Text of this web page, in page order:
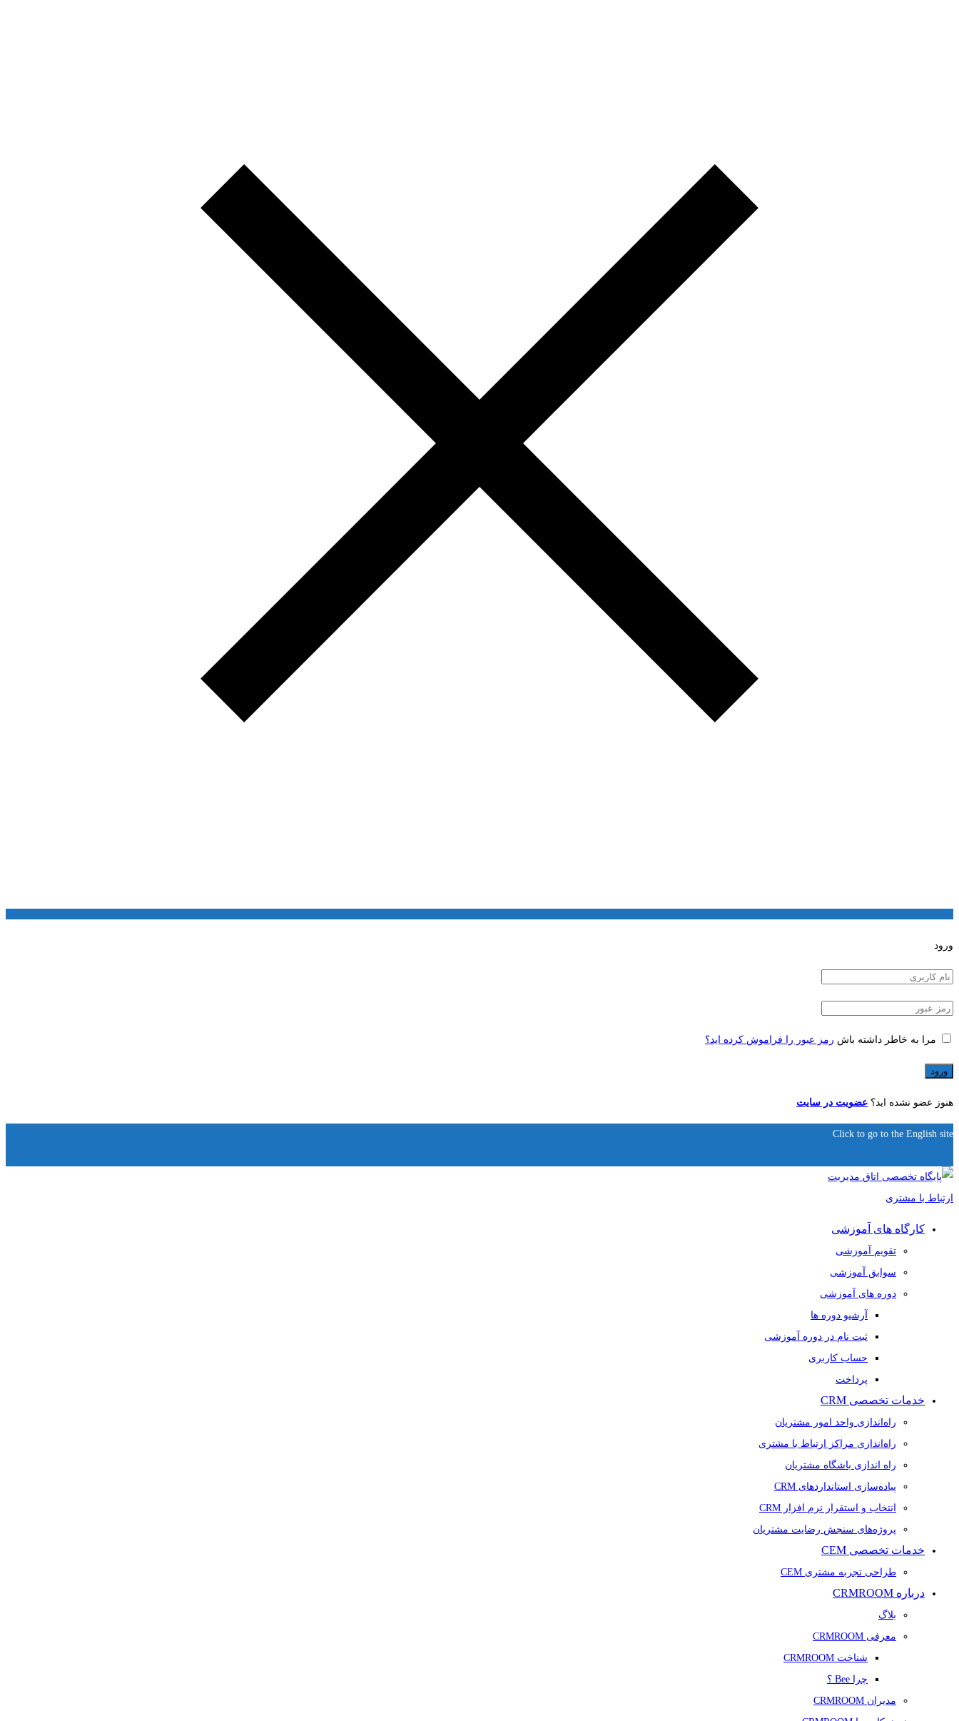
ورود
مرا به خاطر داشته باش رمز عبور را فراموش کرده اید؟
هنوز عضو نشده اید؟ عضویت در سایت
Click to go to the English site
کارگاه های آموزشی
تقویم آموزشی
سوابق آموزشی
دوره های آموزشی
آرشیو دوره ها
ثبت نام در دوره آموزشی
حساب کاربری
پرداخت
خدمات تخصصی CRM
راه‌اندازی واحد امور مشتریان
راه‌اندازی مراکز ارتباط با مشتری
راه اندازی باشگاه مشتریان
پیاده‌سازی استانداردهای CRM
انتخاب و استقرار نرم افزار CRM
پروژه‌های سنجش رضایت مشتریان
خدمات تخصصی CEM
طراحی تجربه مشتری CEM
درباره CRMROOM
بلاگ
معرفی CRMROOM
شناخت CRMROOM
چرا Bee ؟
مدیران CRMROOM